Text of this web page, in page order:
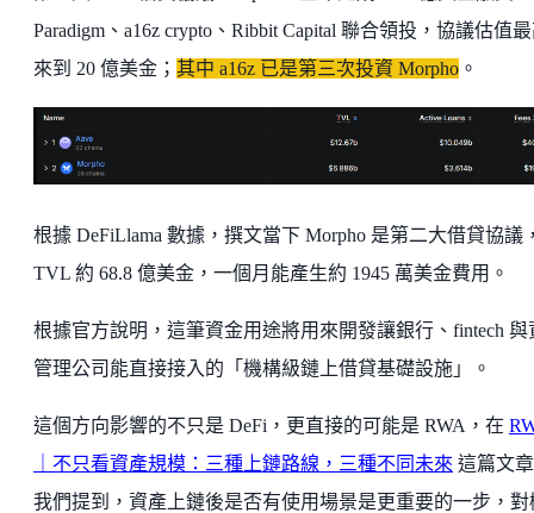
Paradigm、a16z crypto、Ribbit Capital 聯合領投，協議估值
來到 20 億美金； 其中 a16z 已是第三次投資 Morpho 。
根據 DeFiLlama 數據，撰文當下 Morpho 是第二大借貸協議
TVL 約 68.8 億美金，一個月能產生約 1945 萬美金費用。
根據官方說明，這筆資金用途將用來開發讓銀行、fintech 與
管理公司能直接接入的「機構級鏈上借貸基礎設施」。
這個方向影響的不只是 DeFi，更直接的可能是 RWA，在
｜不只看資產規模：三種上鏈路線，三種不同未來 這篇文
我們提到，資產上鏈後是否有使用場景是更重要的一步，對